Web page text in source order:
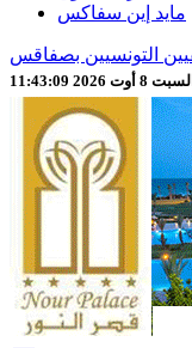
مايد إين سفاكس
التونسيين بصفاقس
السبت 8 أوت 2026 11:43:11